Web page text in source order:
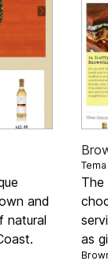
and
natural
The
as